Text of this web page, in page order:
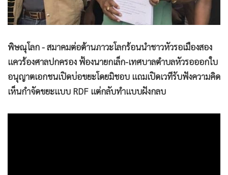
• ท่องเที่ยว
• กีฬา
• Special Scoop
เศรษฐกิจ-ธุรกิจ
จีน
• อาชญากรรม
พิษณุโลก - สมาคมต่อต้านภาวะโลกร้อนนำชาวหัวรอเมืองสอง
แควร้องศาลปกครอง ฟ้องนายกเล็ก-เทศบาลตำบลหัวรอออกใบ
อนุญาตเอกชนเปิดบ่อขยะโดยมิชอบ แถมเปิดเวทีรับฟังความคิด
เห็นกำจัดขยะแบบ RDF แต่กลับทำแบบฝังกลบ